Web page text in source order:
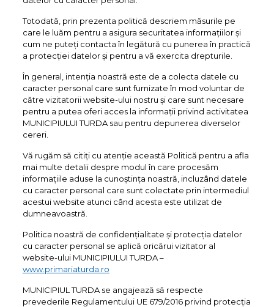
Totodată, prin prezenta politică descriem măsurile pe
care le luăm pentru a asigura securitatea informațiilor și
cum ne puteți contacta în legătură cu punerea în practică
a protecției datelor și pentru a vă exercita drepturile.
În general, intenția noastră este de a colecta datele cu
caracter personal care sunt furnizate în mod voluntar de
către vizitatorii website-ului nostru și care sunt necesare
pentru a putea oferi acces la informații privind activitatea
MUNICIPIULUI TURDA sau pentru depunerea diverselor
cereri.
Vă rugăm să citiți cu atenție această Politică pentru a afla
mai multe detalii despre modul în care procesăm
informațiile aduse la cunoștința noastră, incluzând datele
cu caracter personal care sunt colectate prin intermediul
acestui website atunci când acesta este utilizat de
dumneavoastră.
Politica noastră de confidențialitate și protecția datelor
cu caracter personal se aplică oricărui vizitator al
website-ului MUNICIPIULUI TURDA –
www.primariaturda.ro
MUNICIPIUL TURDA se angajează să respecte
prevederile Regulamentului UE 679/2016 privind protecția